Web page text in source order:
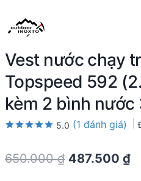
Vest nước chạy
Topspeed 592
kèm 2 bình nước
5.0
based on
(1 đánh giá)
650.000₫ Original
487.500 ₫